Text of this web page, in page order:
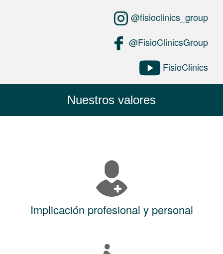
@fisioclinics_group
@FisioClinicsGroup
FisioClinics
Nuestros valores
Implicación profesional y personal